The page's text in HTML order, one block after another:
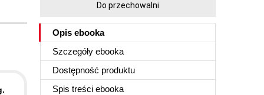
Do przechowalni
Opis ebooka
Szczegóły ebooka
Dostępność produktu
Spis treści ebooka